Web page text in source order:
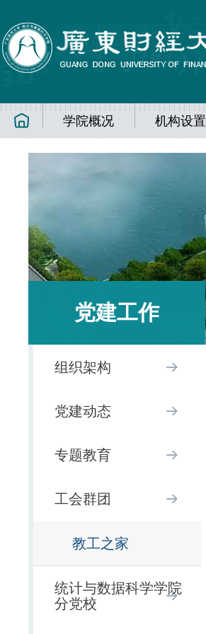
学院概况 机构设置
党建工作
组织架构
党建动态
专题教育
工会群团
教工之家
统计与数据科学学院
分党校